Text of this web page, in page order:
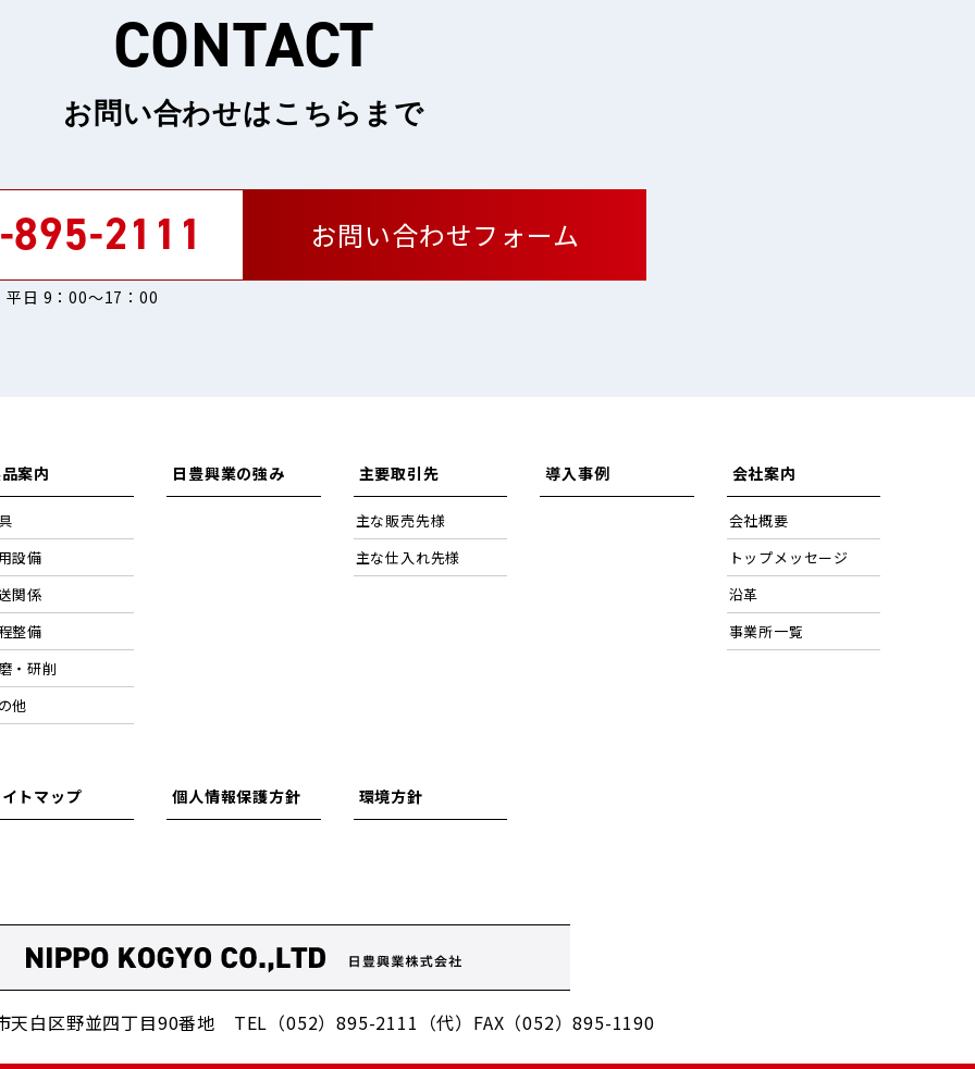
CONTACT
お問い合わせはこちらまで
2111
平日 9：00〜17：00
お問い合わせフォーム
案内
設備
関係
整備
・研削
他
日豊興業の強み 主要取引先
主な販売先様
主な仕入れ先様
導入事例 会社案内
会社概要
トップメッセージ
沿革
事業所一覧
トマップ 個人情報保護方針 環境方針
天白区野並四丁目90番地 TEL（052）895-2111 （代）FAX（052）895-1190